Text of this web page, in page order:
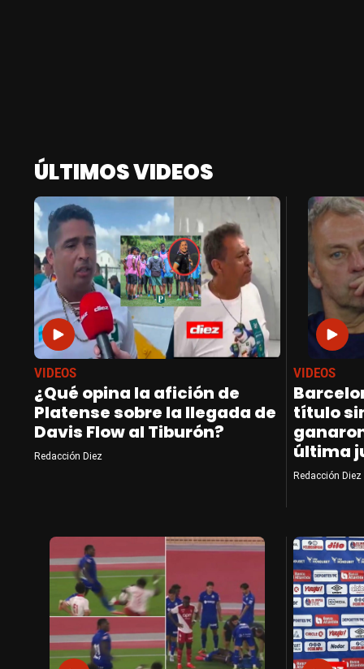
ÚLTIMOS VIDEOS
VIDEOS
¿Qué opina la afición de
Platense sobre la llegada de
Davis Flow al Tiburón?
Redacción Diez
VIDEOS
título
última
Redacción Diez